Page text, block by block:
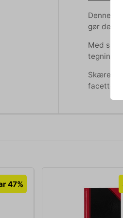
Denne
gør den
Med sin
tegninger
facetten
47%